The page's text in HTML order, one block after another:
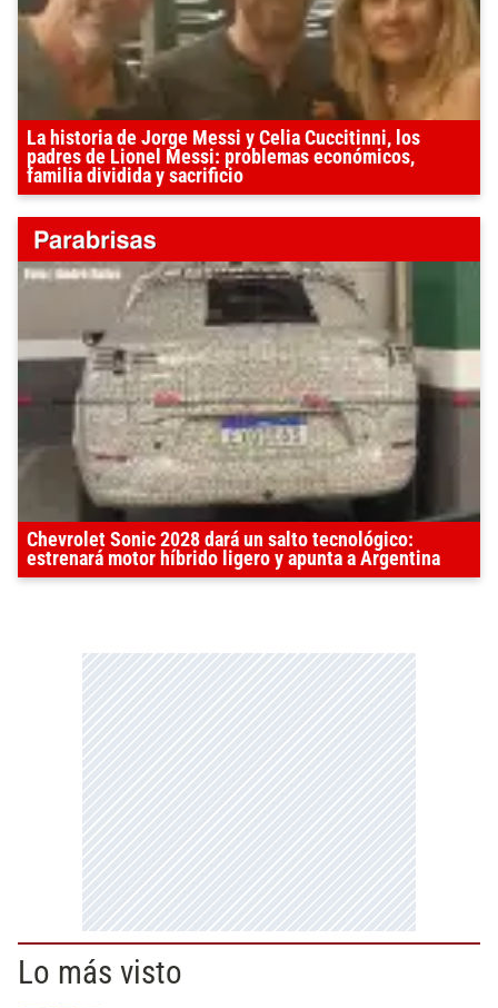
La historia de Jorge Messi y Celia Cuccitinni, los
padres de Lionel Messi: problemas económicos,
familia dividida y sacrificio
Chevrolet Sonic 2028 dará un salto tecnológico:
estrenará motor híbrido ligero y apunta a Argentina
Lo más visto